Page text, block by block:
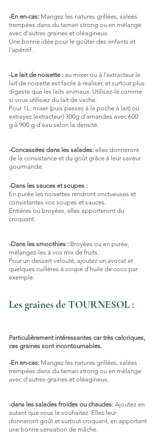
-En en-cas: Mangez les natures grillées, salées
trempées dans du tamari strong ou en mélange
avec d'autres graines et oléagineux.
Une bonne idée pour le goûter des enfants et
l'apéritif .
-Le lait de noisette : au mixer ou à l'extracteur le
lait de noisette est facile à réaliser, et surtout plus
digeste que les laits animaux. Utilisez-le comme
si vous utilisiez du lait de vache.
Pour 1L: mixer (puis passez à la poche à lait) ou
extrayez (extracteur) 300g d'amandes avec 600
g à 900 g d'eau selon la densité.
-Concassées dans les salades: elles donneront
de la consistance et du goût grâce à leur saveur
gourmande.
-Dans les sauces et soupes :
En purée les noisettes rendront onctueuses et
consistantes vos soupes et sauces.
Entières ou broyées, elles apporteront du
croquant.
-Dans les smoothies : Broyées ou en purée,
mélangez-les à vos mix de fruits.
Pour un dessert velouté, ajoutez un avocat et
quelques cuillères à soupe d'huile de coco par
exemple.
Les graines de TOURNESOL :
Particulièrement intéressantes car très caloriques,
ces graines sont incontournables.
-En en-cas: Mangez les natures grillées, salées
trempées dans du tamari strong ou en mélange
avec d'autres graines et oléagineux.
-dans les salades froides ou chaudes: Ajoutez en
autant que vous le souhaitez. Elles leur
donneront goût et surtout croquant, en apportant
une bonne sensation de mâche.